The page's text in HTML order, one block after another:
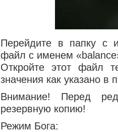
Перейдите в папку с
файл с именем
Откройте этот файл
значения как указано в
Внимание! Перед
резервную копию!
Режим Бога: